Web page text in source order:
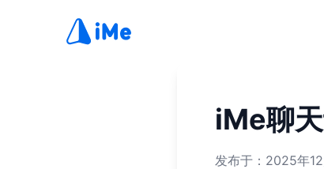
iMe聊
发布于：2025年